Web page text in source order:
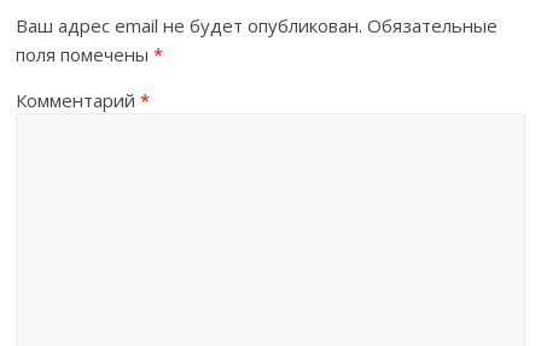
Ваш адрес email не будет опубликован. Обязательные
поля помечены*
Комментарий*